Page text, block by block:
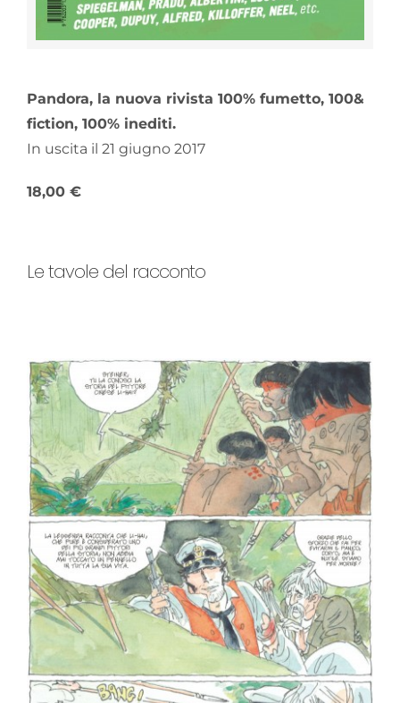
Pandora, la nuova rivista 100% fumetto, 100&
fiction, 100% inediti.
In uscita il 21 giugno 2017
18,00 €
Le tavole del racconto